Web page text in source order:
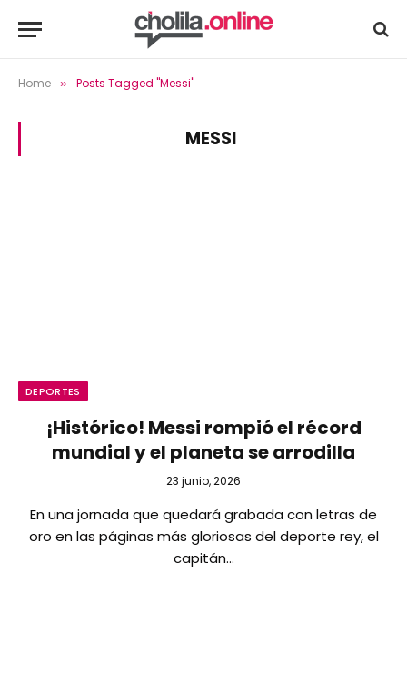
Home » Posts Tagged "Messi"
MESSI
DEPORTES
¡Histórico! Messi rompió el récord
mundial y el planeta se arrodilla
23 junio, 2026
En una jornada que quedará grabada con letras de
oro en las páginas más gloriosas del deporte rey, el
capitán…